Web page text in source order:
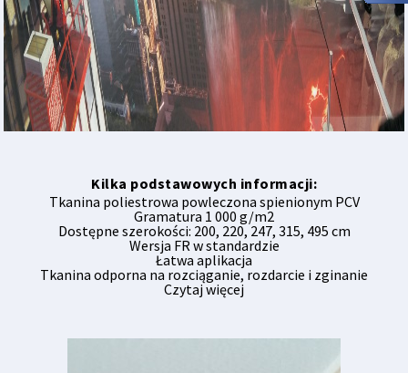
Kilka podstawowych informacji:
Tkanina poliestrowa powleczona spienionym PCV
Gramatura 1 000 g/m2
Dostępne szerokości: 200, 220, 247, 315, 495 cm
Wersja FR w standardzie
Łatwa aplikacja
Tkanina odporna na rozciąganie, rozdarcie i zginanie
Czytaj więcej